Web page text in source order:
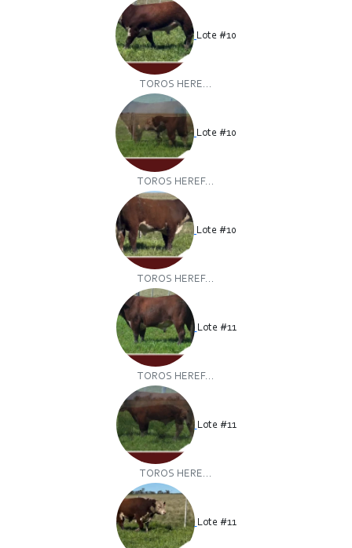
Lote #10
TOROS HERE...
Lote #10
TOROS HEREF...
Lote #10
TOROS HEREF...
Lote #11
TOROS HEREF...
Lote #11
TOROS HERE...
Lote #11